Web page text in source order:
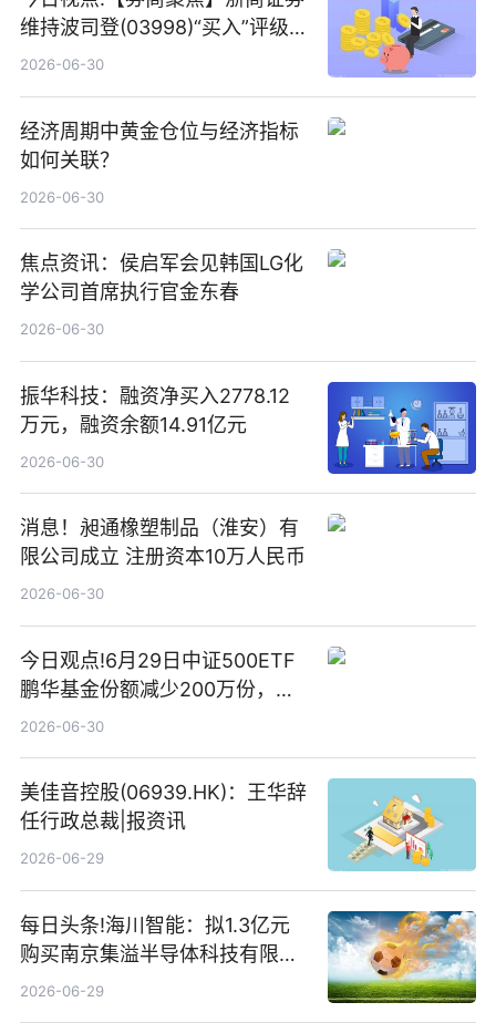
维持波司登(03998)“买入”评级
指其业绩高质量稳增长
2026-06-30
经济周期中黄金仓位与经济指标
如何关联？
2026-06-30
焦点资讯：侯启军会见韩国LG化
学公司首席执行官金东春
2026-06-30
振华科技：融资净买入2778.12
万元，融资余额14.91亿元
2026-06-30
消息！昶通橡塑制品（淮安）有
限公司成立 注册资本10万人民币
2026-06-30
今日观点!6月29日中证500ETF
鹏华基金份额减少200万份，重
仓股亨通光电、赤峰黄金、佰维
2026-06-30
美佳音控股(06939.HK)：王华辞
任行政总裁|报资讯
2026-06-29
每日头条!海川智能：拟1.3亿元
购买南京集溢半导体科技有限公
司15.3%股权
2026-06-29